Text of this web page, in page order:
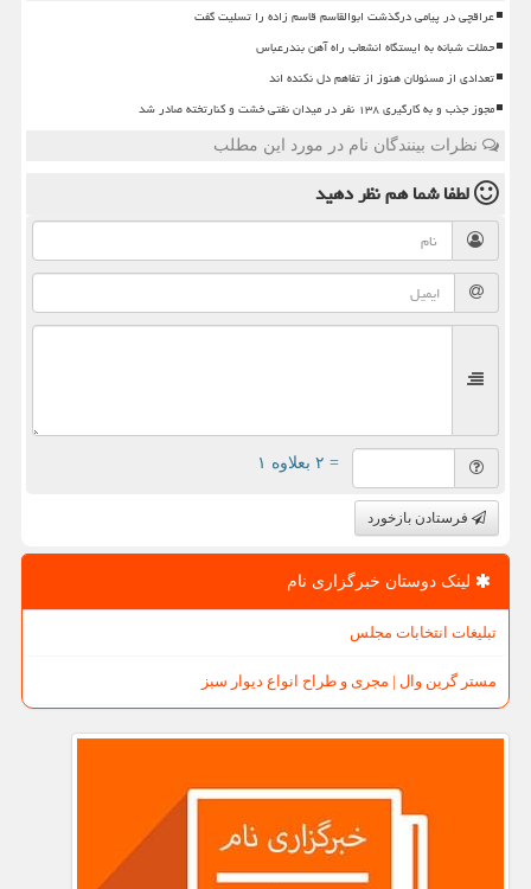
عراقچی در پیامی درگذشت ابوالقاسم قاسم زاده را تسلیت گفت
حملات شبانه به ایستگاه انشعاب راه آهن بندرعباس
تعدادی از مسئولان هنوز از تفاهم دل نکنده اند
مجوز جذب و به کارگیری ۱۳۸ نفر در میدان نفتی خشت و کنارتخته صادر شد
نظرات بینندگان نام در مورد این مطلب
لطفا شما همنظر دهید
= ۲ بعلاوه ۱
فرستادن بازخورد
لینک دوستان خبرگزاری نام
تبلیغات انتخابات مجلس
مستر گرین وال | مجری و طراح انواع دیوار سبز